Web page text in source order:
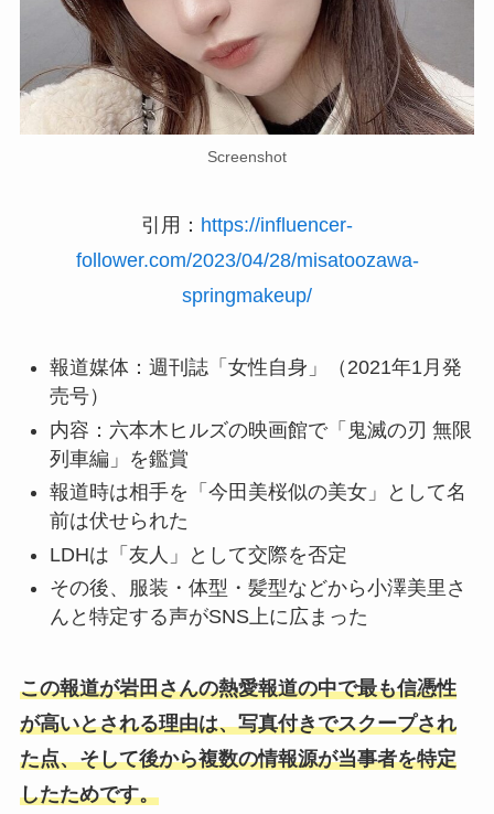
Screenshot
引用： https://influencer-
follower.com/2023/04/28/misatoozawa-
springmakeup/
報道媒体：週刊誌「女性自身」（2021年1月発
売号）
内容：六本木ヒルズの映画館で「鬼滅の刃 無限
列車編」を鑑賞
報道時は相手を「今田美桜似の美女」として名
前は伏せられた
LDHは「友人」として交際を否定
その後、服装・体型・髪型などから小澤美里さ
んと特定する声がSNS上に広まった
この報道が岩田さんの熱愛報道の中で最も信憑性
が高いとされる理由は、写真付きでスクープされ
た点、そして後から複数の情報源が当事者を特定
したためです。